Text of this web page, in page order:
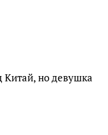
Китай, но девушка